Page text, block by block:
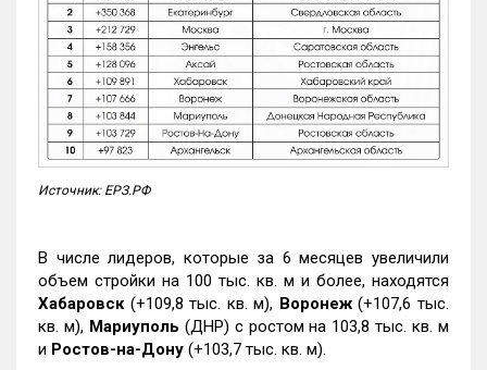
Источник: ЕРЗ.РФ
В числе лидеров, которые за 6 месяцев увеличили
объем стройки на 100 тыс. кв. м и более, находятся
Хабаровск (+109,8 тыс. кв. м), Воронеж(+107,6 тыс.
кв. м), Мариуполь (ДНР) с ростом на 103,8 тыс. кв. м
и Ростов-на-Дону (+103,7 тыс. кв. м).